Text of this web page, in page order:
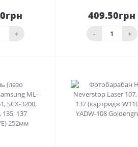
+
До
409.50грн
- +
До
кошика